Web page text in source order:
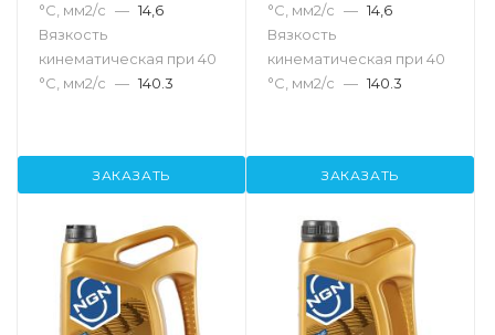
°С, мм2/с — 14,6
Вязкость
кинематическая при 40
°С, мм2/с — 140.3
ЗАКАЗАТЬ
°С, мм2/с — 14,6
Вязкость
кинематическая при 40
°С, мм2/с — 140.3
ЗАКАЗАТЬ